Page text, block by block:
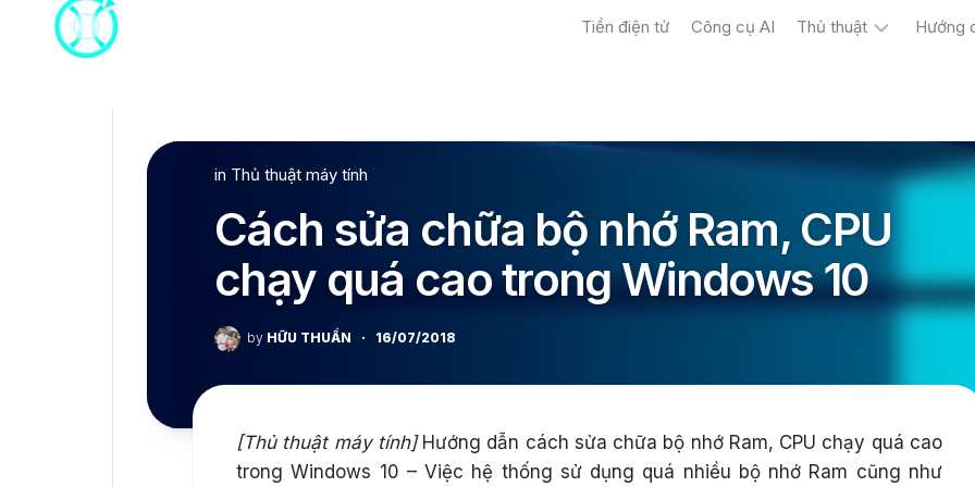
Tiền điện tử Công cụ AI Thủ thuật Hướng
in Thủ thuật máy tính
Cách sửa chữa bộ nhớ Ram, CPU
chạy quá cao trong Windows 10
by HỮU THUẦN · 16/07/2018
[Thủ thuật máy tính]Hướng dẫn cách sửa chữa bộ nhớ Ram, CPU chạy quá cao
trong Windows 10 – Việc hệ thống sử dụng quá nhiều bộ nhớ Ram cũng như